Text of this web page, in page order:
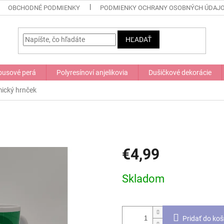
OBCHODNÉ PODMIENKY PODMIENKY OCHRANY OSOBNÝCH
HĽADAŤ
perá Polyresínoví anjelikovia Dušičkové dekorácie
hrnček
€4,99
cena:
Skladom
Pridať do